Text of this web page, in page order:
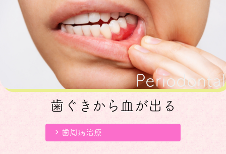
Periodontal
歯ぐきから血が出る
歯周病治療